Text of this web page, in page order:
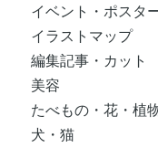
イベント・ポスタ
イラストマップ
編集記事・カット
美容
たべもの・花・植
犬・猫